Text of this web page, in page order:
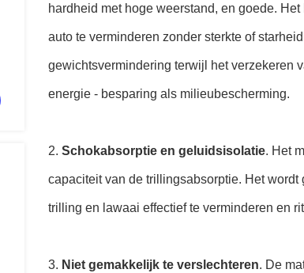
hardheid met hoge weerstand, en goede.
auto te verminderen zonder sterkte of
gewichtsvermindering terwijl het verzekeren
energie - besparing als milieubescherming.
2. Schokabsorptie en geluidsisolatie. Het
capaciteit van de trillingsabsorptie. Het
trilling en lawaai effectief te verminderen en
3. Niet gemakkelijk te verslechteren. De